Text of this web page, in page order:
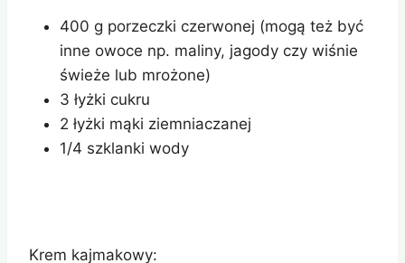
400 g porzeczki czerwonej (mogą też być
inne owoce np. maliny, jagody czy wiśnie
świeże lub mrożone)
3 łyżki cukru
2 łyżki mąki ziemniaczanej
1/4 szklanki wody
Krem kajmakowy: